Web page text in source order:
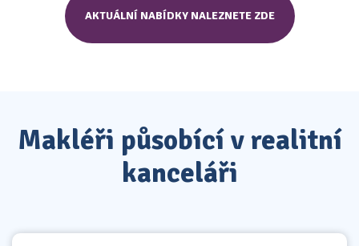
AKTUÁLNÍ NABÍDKY NALEZNETE ZDE
Makléři působící v realitní
kanceláři